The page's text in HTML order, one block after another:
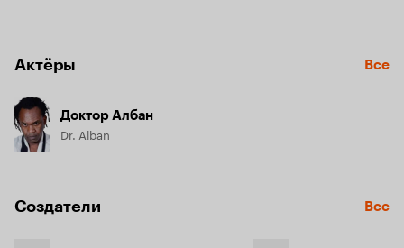
Актёры Все
Доктор Албан
Dr. Alban
Создатели Все